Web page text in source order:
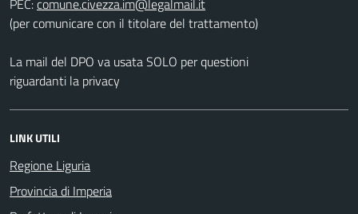
(per comunicare con il titolare del trattamento)
La mail del DPO va usata SOLO per questioni
riguardanti la privacy
LINK UTILI
Regione Liguria
Provincia di Imperia